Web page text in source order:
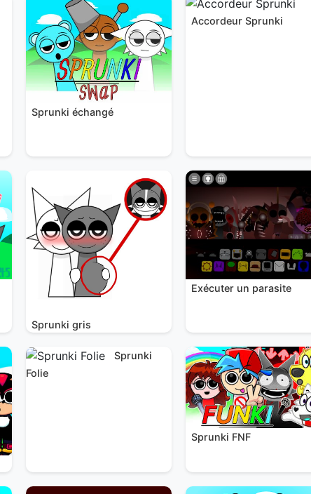
Sprunki échangé
Accordeur Sprunki
Sprunki gris
Exécuter un parasite
Sprunki
Folie
Sprunki FNF